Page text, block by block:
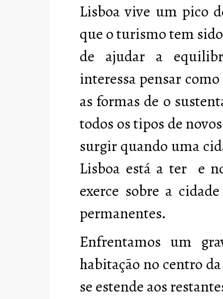
Lisboa vive um pico
que o turismo tem
de ajudar a
interessa pensar
as formas de o
todos os tipos de
surgir quando uma
Lisboa está a ter e
exerce sobre a
permanentes.
Enfrentamos um
habitação no centro
se estende aos